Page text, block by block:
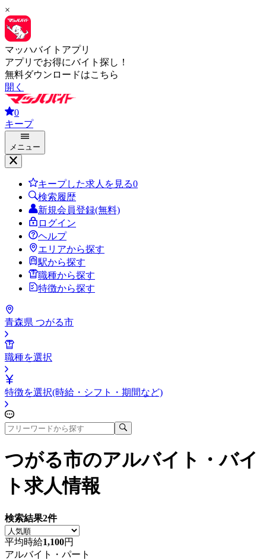
×
マッハバイトアプリ
アプリでお得にバイト探し！
無料ダウンロードはこちら
開く
0
キープ
メニュー
キープした求人を見る0
検索履歴
新規会員登録(無料)
ログイン
ヘルプ
エリアから探す
駅から探す
職種から探す
特徴から探す
青森県 つがる市
職種を選択
特徴を選択(時給・シフト・期間など)
つがる市のアルバイト・バイ
ト求人情報
検索結果2件
平均時給1,100円
アルバイト・パート